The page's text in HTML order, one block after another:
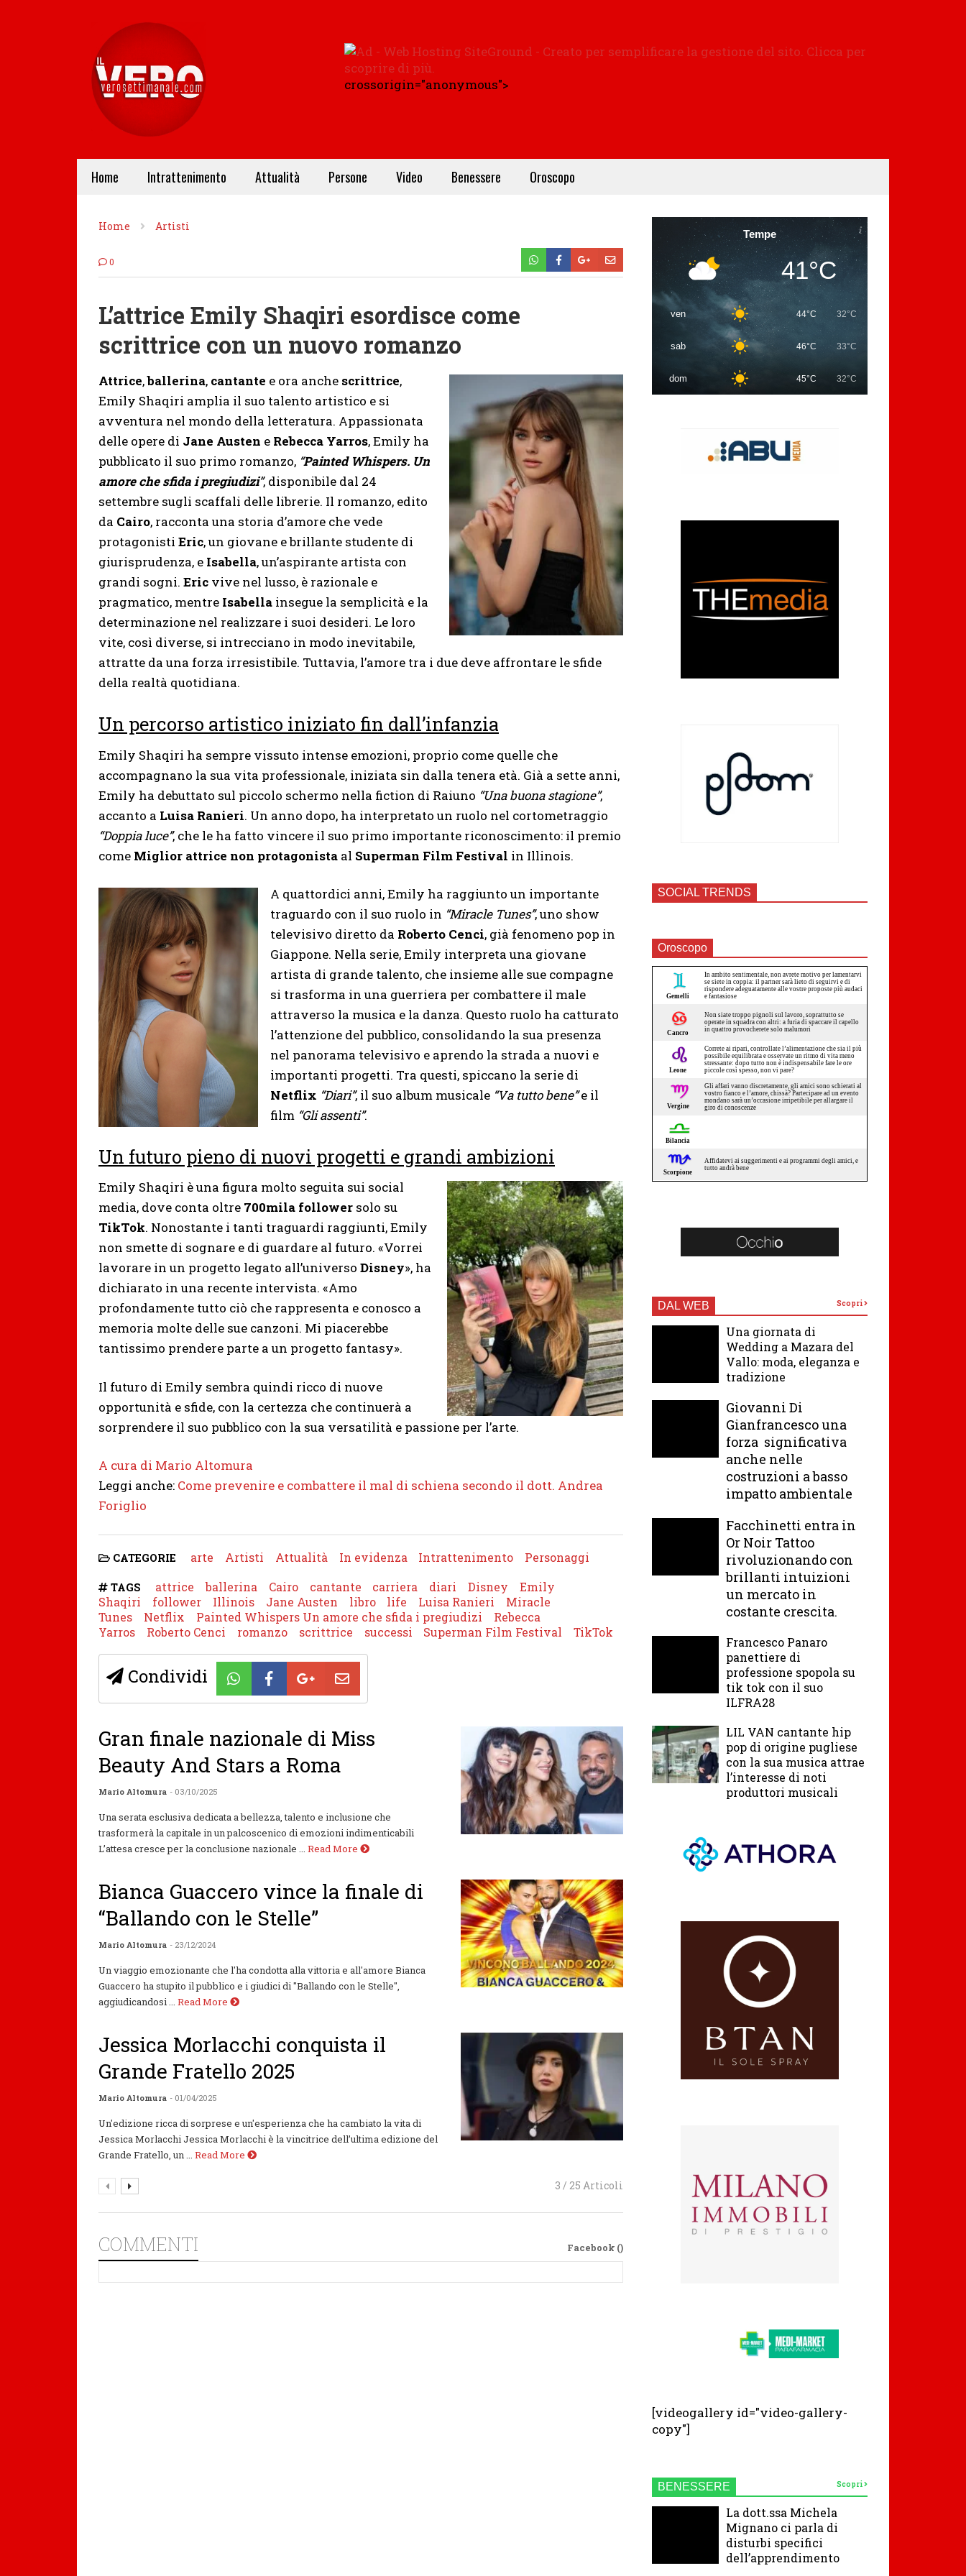
crossorigin="anonymous">
Home Intrattenimento Attualità Persone Video Benessere Oroscopo
Home Artisti
0
L’attrice Emily Shaqiri esordisce come
scrittrice con un nuovo romanzo
Attrice,ballerina, cantante e ora anche scrittrice,
Emily Shaqiri amplia il suo talento artistico e si
avventura nel mondo della letteratura. Appassionata
delle opere di Jane Austen e Rebecca Yarros, Emily ha
pubblicato il suo primo romanzo, “Painted Whispers. Un
amore che sfida i pregiudizi”, disponibile dal 24
settembre sugli scaffali delle librerie. Il romanzo, edito
da Cairo, racconta una storia d’amore che vede
protagonisti Eric, un giovane e brillante studente di
giurisprudenza, e Isabella, un’aspirante artista con
grandi sogni. Eric vive nel lusso, è razionale e
pragmatico, mentre Isabella insegue la semplicità e la
determinazione nel realizzare i suoi desideri. Le loro
vite, così diverse, si intrecciano in modo inevitabile,
attratte da una forza irresistibile. Tuttavia, l’amore tra i due deve affrontare le sfide
della realtà quotidiana.
Un percorso artistico iniziato fin dall’infanzia
Emily Shaqiri ha sempre vissuto intense emozioni, proprio come quelle che
accompagnano la sua vita professionale, iniziata sin dalla tenera età. Già a sette anni,
Emily ha debuttato sul piccolo schermo nella fiction di Raiuno “Una buona stagione”,
accanto a Luisa Ranieri. Un anno dopo, ha interpretato un ruolo nel cortometraggio
“Doppia luce”, che le ha fatto vincere il suo primo importante riconoscimento: il premio
come Miglior attrice non protagonista al Superman Film Festival in Illinois.
A quattordici anni, Emily ha raggiunto un importante
traguardo con il suo ruolo in “Miracle Tunes”, uno show
televisivo diretto da Roberto Cenci, già fenomeno pop in
Giappone. Nella serie, Emily interpreta una giovane
artista di grande talento, che insieme alle sue compagne
si trasforma in una guerriera per combattere il male
attraverso la musica e la danza. Questo ruolo ha catturato
l’attenzione del pubblico, consolidando la sua presenza
nel panorama televisivo e aprendo la strada a nuovi e
importanti progetti. Tra questi, spiccano la serie di
Netflix “Diari”, il suo album musicale “Va tutto bene”e il
film “Gli assenti”.
Un futuro pieno di nuovi progetti e grandi ambizioni
Emily Shaqiri è una figura molto seguita sui social
media, dove conta oltre 700mila follower solo su
TikTok. Nonostante i tanti traguardi raggiunti, Emily
non smette di sognare e di guardare al futuro. «Vorrei
lavorare in un progetto legato all’universo Disney», ha
dichiarato in una recente intervista. «Amo
profondamente tutto ciò che rappresenta e conosco a
memoria molte delle sue canzoni. Mi piacerebbe
tantissimo prendere parte a un progetto fantasy».
Il futuro di Emily sembra quindi ricco di nuove
opportunità e sfide, con la certezza che continuerà a
sorprendere il suo pubblico con la sua versatilità e passione per l’arte.
A cura di Mario Altomura
Leggi anche: Come prevenire e combattere il mal di schiena secondo il dott. Andrea
Foriglio
CATEGORIE arte Artisti Attualità In evidenza Intrattenimento Personaggi
TAGS attrice ballerina Cairo cantante carriera diari Disney
Emily
Shaqiri
follower Illinois Jane Austen libro life Luisa Ranieri
Miracle
Tunes
Netflix Painted Whispers Un amore che sfida i pregiudizi
Rebecca
Yarros
Roberto Cenci romanzo scrittrice successi Superman Film Festival TikTok
Condividi
Gran finale nazionale di Miss
Beauty And Stars a Roma
Mario Altomura - 03/10/2025
Una serata esclusiva dedicata a bellezza, talento e inclusione che
trasformerà la capitale in un palcoscenico di emozioni indimenticabili
L’attesa cresce per la conclusione nazionale ... Read More
Bianca Guaccero vince la finale di
“Ballando con le Stelle”
Mario Altomura - 23/12/2024
Un viaggio emozionante che l'ha condotta alla vittoria e all'amore Bianca
Guaccero ha stupito il pubblico e i giudici di "Ballando con le Stelle",
aggiudicandosi ... Read More
Jessica Morlacchi conquista il
Grande Fratello 2025
Mario Altomura - 01/04/2025
Un'edizione ricca di sorprese e un'esperienza che ha cambiato la vita di
Jessica Morlacchi Jessica Morlacchi è la vincitrice dell’ultima edizione del
Grande Fratello, un ... Read More
3 / 25 Articoli
COMMENTI Facebook ()
Tempe
41°C
ven 44°C 32°C
sab 46°C 33°C
dom 45°C 32°C
SOCIAL TRENDS
Oroscopo
DAL WEB Scopri
Una giornata di
Wedding a Mazara del
Vallo: moda, eleganza e
tradizione
Giovanni Di
Gianfrancesco una
forza significativa
anche nelle
costruzioni a basso
impatto ambientale
Facchinetti entra in
Or Noir Tattoo
rivoluzionando con
brillanti intuizioni
un mercato in
costante crescita.
Francesco Panaro
panettiere di
professione spopola su
tik tok con il suo
ILFRA28
LIL VAN cantante hip
pop di origine pugliese
con la sua musica attrae
l’interesse di noti
produttori musicali
[videogallery id="video-gallery-
copy"]
BENESSERE Scopri
La dott.ssa Michela
Mignano ci parla di
disturbi specifici
dell’apprendimento